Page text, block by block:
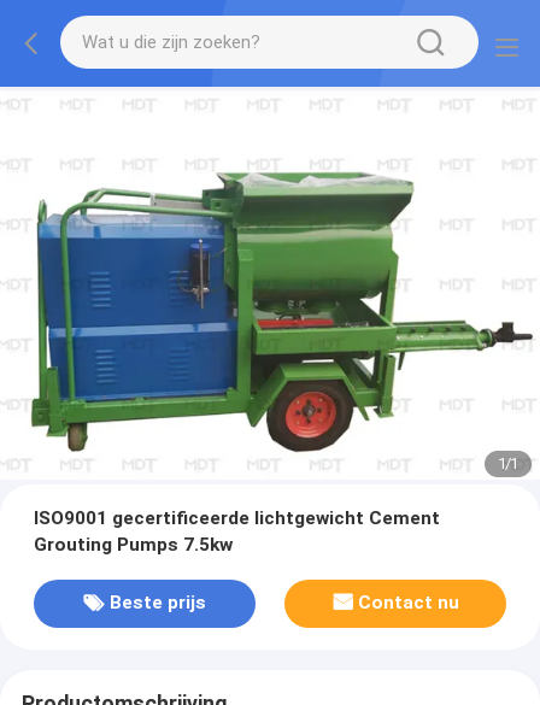
1/1
ISO9001 gecertificeerde lichtgewicht Cement
Grouting Pumps 7.5kw
Beste prijs Contact nu